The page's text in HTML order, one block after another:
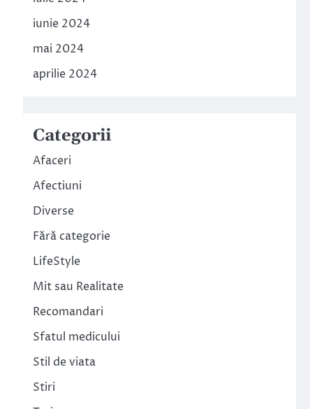
iunie 2024
mai 2024
aprilie 2024
Categorii
Afaceri
Afectiuni
Diverse
Fără categorie
LifeStyle
Mit sau Realitate
Recomandari
Sfatul medicului
Stil de viata
Stiri